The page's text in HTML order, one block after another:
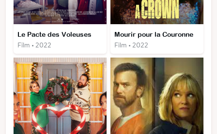
Le Pacte des Voleuses
Film • 2022
Mourir pour la Couronne
Film • 2022